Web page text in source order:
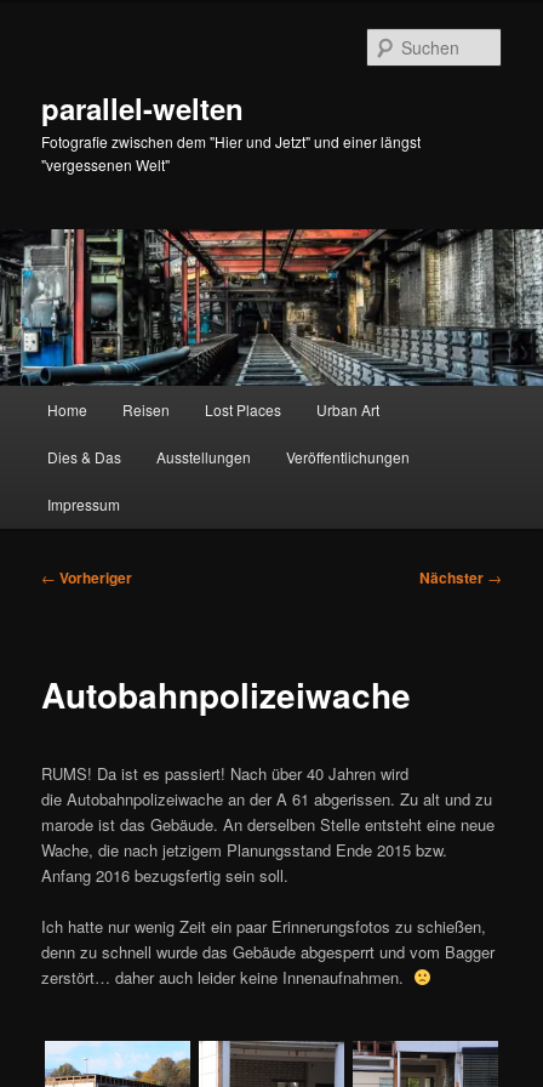
parallel-welten
Fotografie zwischen dem "Hier und Jetzt" und einer längst
"vergessenen Welt"
Home Reisen Lost Places Urban Art
Dies & Das Ausstellungen Veröffentlichungen
Impressum
Beitragsnavigation
← Vorheriger Nächster →
Autobahnpolizeiwache
RUMS! Da ist es passiert! Nach über 40 Jahren wird
die Autobahnpolizeiwache an der A 61 abgerissen. Zu alt und zu
marode ist das Gebäude. An derselben Stelle entsteht eine neue
Wache, die nach jetzigem Planungsstand Ende 2015 bzw.
Anfang 2016 bezugsfertig sein soll.
Ich hatte nur wenig Zeit ein paar Erinnerungsfotos zu schießen,
denn zu schnell wurde das Gebäude abgesperrt und vom Bagger
zerstört… daher auch leider keine Innenaufnahmen.